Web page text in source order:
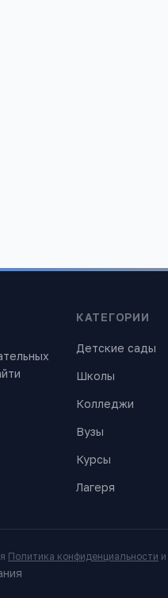
КАТЕГОРИИ
Детские сады
Школы
Колледжи
Вузы
Курсы
Лагеря
Политика конфиденциальности и